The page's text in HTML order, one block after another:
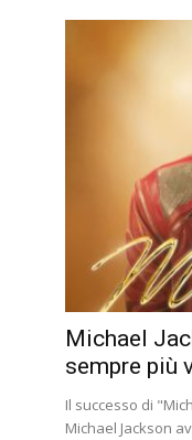
Michael
sempre più
Il successo di
Michael Jackson